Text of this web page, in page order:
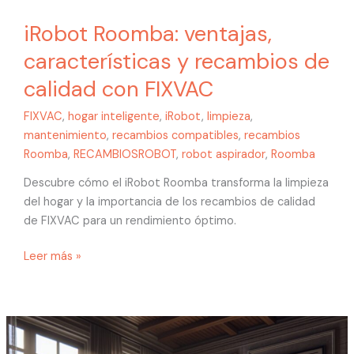
iRobot Roomba: ventajas,
características y recambios de
calidad con FIXVAC
FIXVAC, hogar inteligente, iRobot, limpieza,
mantenimiento, recambios compatibles, recambios
Roomba, RECAMBIOSROBOT, robot aspirador, Roomba
Descubre cómo el iRobot Roomba transforma la limpieza
del hogar y la importancia de los recambios de calidad
de FIXVAC para un rendimiento óptimo.
Leer más »
iRobot
Roomba: